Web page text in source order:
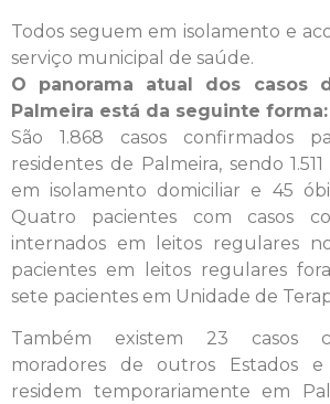
Todos seguem em isolamento e
serviço municipal de saúde.
O panorama atual dos casos
Palmeira está da seguinte forma:
São 1.868 casos confirmados
residentes de Palmeira, sendo
em isolamento domiciliar e 45
Quatro pacientes com casos
internados em leitos regulares
pacientes em leitos regulares
sete pacientes em Unidade de
Também existem 23 casos
moradores de outros Estados
residem temporariamente em